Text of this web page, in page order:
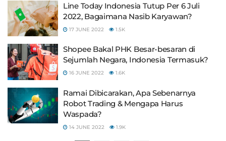
Line Today Indonesia Tutup Per 6 Juli
2022, Bagaimana Nasib Karyawan?
17 JUNE 2022 1.5K
Shopee Bakal PHK Besar-besaran di
Sejumlah Negara, Indonesia Termasuk?
16 JUNE 2022 1.6K
Ramai Dibicarakan, Apa Sebenarnya
Robot Trading & Mengapa Harus
Waspada?
14 JUNE 2022 1.9K